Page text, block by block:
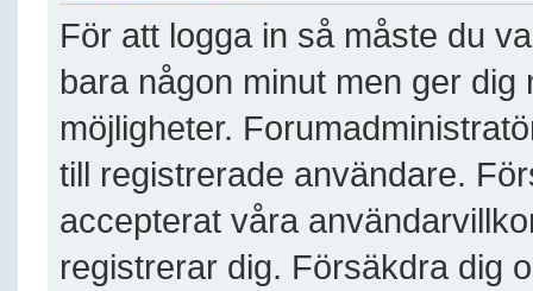
För att logga in så måste du
bara någon minut men ger
möjligheter.
till registrerade användare.
accepterat våra
registrerar dig. Försäkdra dig